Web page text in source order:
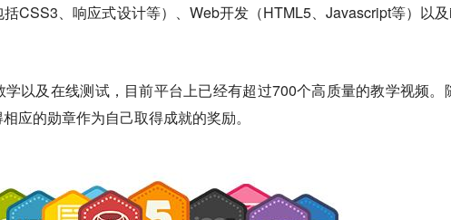
CSS3、响应式设计等）、Web开发（HTML5、Javascript等）以
以及在线测试，目前平台上已经有超过700个高质量的教学视频。
应的勋章作为自己取得成就的奖励。